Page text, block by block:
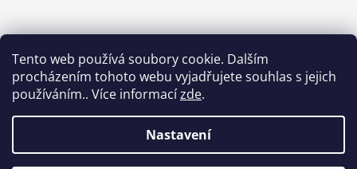
Tento web používá soubory cookie. Dalším
procházením tohoto webu vyjadřujete souhlas s jejich
používáním.. Více informacízde.
Nastavení